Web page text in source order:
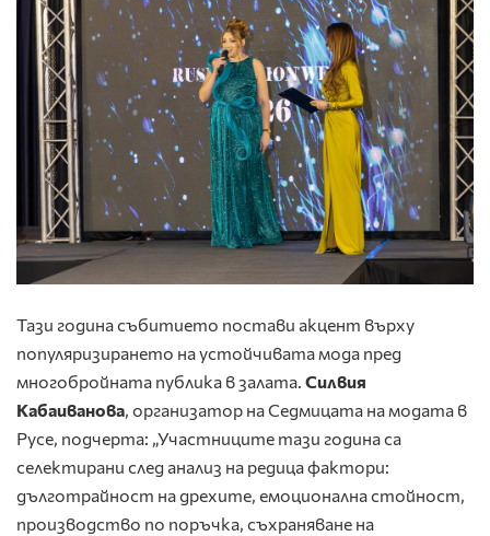
Тази година събитието постави акцент върху
популяризирането на устойчивата мода пред
многобройната публика в залата. Силвия
Кабаиванова, организатор на Седмицата на модата в
Русе, подчерта: „Участниците тази година са
селектирани след анализ на редица фактори:
дълготрайност на дрехите, емоционална стойност,
производство по поръчка, съхраняване на